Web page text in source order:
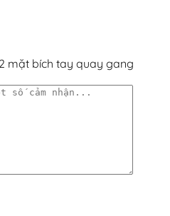
mặt bích tay quay gang